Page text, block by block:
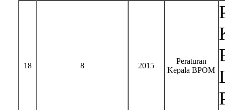
18 8 2015
Peraturan
Kepala BPOM